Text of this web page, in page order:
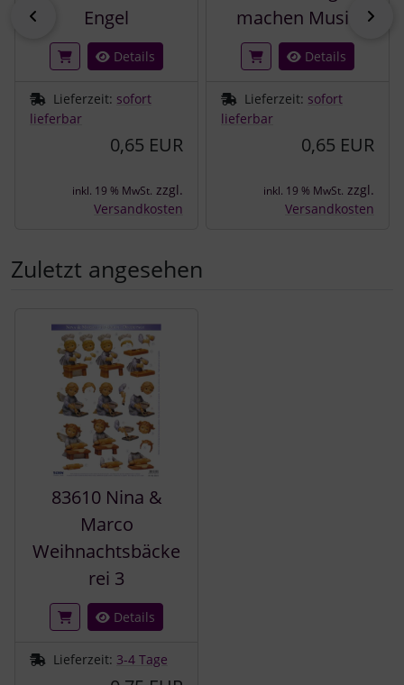
zurückEngel
Details
Lieferzeit: sofort
lieferbar
0,65 EUR
inkl. 19 % MwSt. zzgl.
Versandkosten
machen Musik
Details
Lieferzeit: sofort
lieferbar
0,65 EUR
inkl. 19 % MwSt. zzgl.
Versandkosten
Zuletzt angesehen
83610 Nina &
Marco
Weihnachtsbäcke
rei 3
Details
Lieferzeit: 3-4 Tage